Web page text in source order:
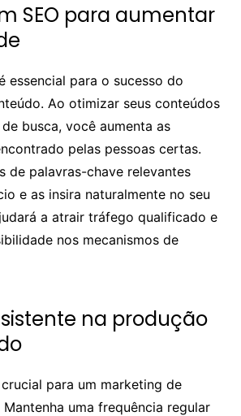
SEO para aumentar
essencial para o sucesso do
Ao otimizar seus conteúdos
busca, você aumenta as
pelas pessoas certas.
de palavras-chave relevantes
e as insira naturalmente no seu
a atrair tráfego qualificado e
nos mecanismos de
na produção
para um marketing de
uma frequência regular